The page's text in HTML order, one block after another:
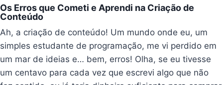
Os Erros que Cometi e Aprendi na Criação de
Conteúdo
Ah, a criação de conteúdo! Um mundo onde eu, um
simples estudante de programação, me vi perdido em
um mar de ideias e… bem, erros! Olha, se eu tivesse
um centavo para cada vez que escrevi algo que não